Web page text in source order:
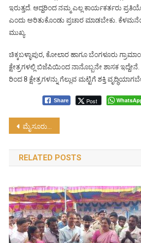
ಇರುತ್ತದೆ. ಆದ್ದರಿಂದ ನಮ್ಮ ಎಲ್ಲ ಕಾರ್ಯಕರ್ತರು
ಎಂದು ಅರಿತುಕೊಂಡು ಪ್ರಚಾರ ಮಾಡಬೇಕು.
ಮುಖ್ಯ.
ಚಿಕ್ಕಬಳ್ಳಾಪುರ, ಕೋಲಾರ ಹಾಗೂ ಬೆಂಗಳೂರು
ಕ್ಷೇತ್ರಗಳಲ್ಲಿ ಬಿಜೆಪಿಯಿಂದ ನಾನೊಬ್ಬನೇ ಶಾಸಕ
ರಿಂದ 8 ಕ್ಷೇತ್ರಗಳನ್ನು ಗೆಲ್ಲುವ ಮಟ್ಟಿಗೆ ಶಕ್ತಿ
Share Post
Post
navigation
ಮೈಸೂರು ವಿಶ್ವವಿದ್ಯಾಲಯದ ಶತಮಾನೋತ್ಸವ ಘಟಿಕೋತ್ಸವ : ಮೋದಿ ಮಾತು
RELATED POSTS